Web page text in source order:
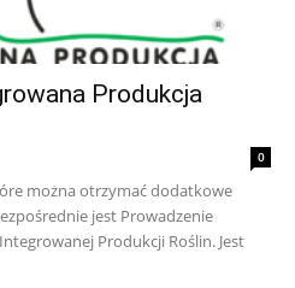
Produkcja
0
można otrzymać dodatkowe
jest Prowadzenie
Produkcji Roślin. Jest